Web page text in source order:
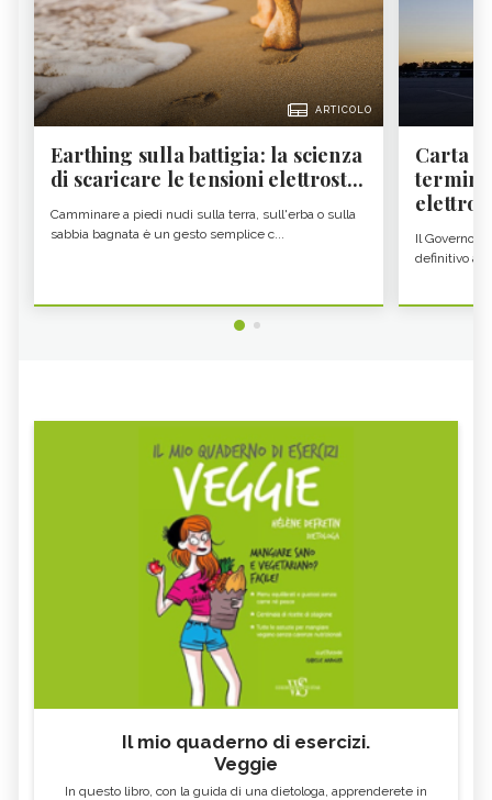
ARTICOLO
Earthing sulla battigia: la scienza
di scaricare le tensioni elettrost...
Camminare a piedi nudi sulla terra, sull'erba o sulla
sabbia bagnata è un gesto semplice c...
Carta
Il Governo
definitivo
Il mio quaderno di esercizi.
Veggie
In questo libro, con la guida di una dietologa, apprenderete in